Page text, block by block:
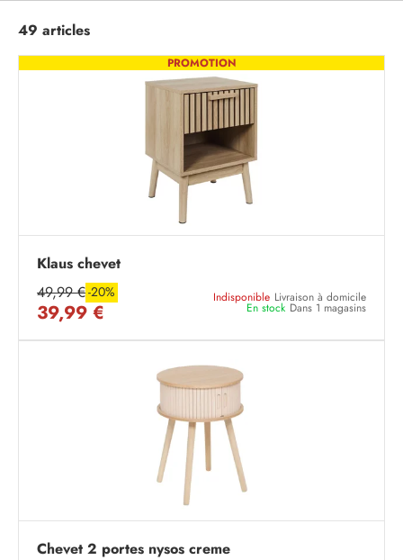
PROMOTION
Klaus chevet
49,99 €-20%
39,99 €
Indisponible Livraison à domicile
En stock Dans 1 magasins
Chevet 2 portes nysos creme
49 articles